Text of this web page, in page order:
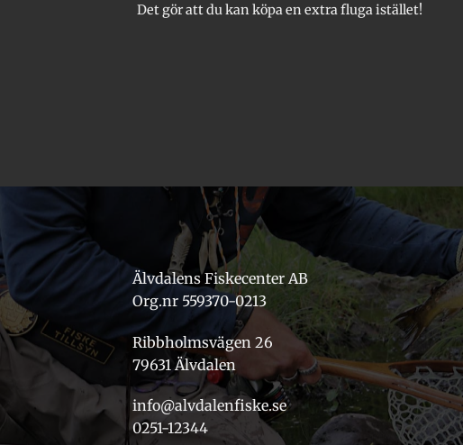
Det gör att du kan köpa en extra fluga istället!
Älvdalens Fiskecenter AB
Org.nr 559370-0213
Ribbholmsvägen 26
79631 Älvdalen
info@alvdalenfiske.se
0251-12344